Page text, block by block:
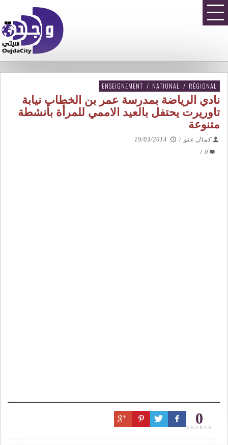
ENSEIGNEMENT / NATIONAL / RÉGIONAL
نادي الرياضة بمدرسة عمر بن الخطاب نيابة
تاوريرت يحتفل بالعيد الاممي للمرأة بأنشطة
متنوعة
كمال عتو /
19/03/2014
0
/
0
SHARES